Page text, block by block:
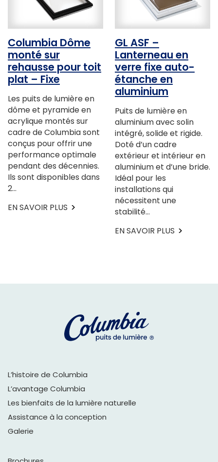
Columbia Dôme
monté sur
rehausse pour toit
plat – Fixe
Les puits de lumière en
dôme et pyramide en
acrylique montés sur
cadre de Columbia sont
conçus pour offrir une
performance optimale
pendant des décennies.
Ils sont disponibles dans
2…
EN SAVOIR PLUS
GL ASF –
Lanterneau en
verre fixe auto-
étanche en
aluminium
Puits de lumière en
aluminium avec solin
intégré, solide et rigide.
Doté d’un cadre
extérieur et intérieur en
aluminium et d’une bride.
Idéal pour les
installations qui
nécessitent une
stabilité…
EN SAVOIR PLUS
L’histoire de Columbia
L’avantage Columbia
Les bienfaits de la lumière naturelle
Assistance à la conception
Galerie